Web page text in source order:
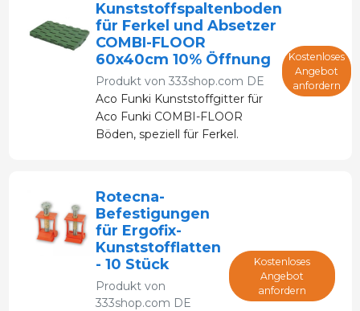
Kunststoffspaltenboden
für Ferkel und Absetzer
COMBI-FLOOR
60x40cm 10% Öffnung
Produkt von 333shop.com DE
Aco Funki Kunststoffgitter für
Aco Funki COMBI-FLOOR
Böden, speziell für Ferkel.
Kostenloses
Angebot
anfordern
Rotecna-
Befestigungen
für Ergofix-
Kunststofflatten
- 10 Stück
Produkt von
333shop.com DE
Kostenloses
Angebot
anfordern